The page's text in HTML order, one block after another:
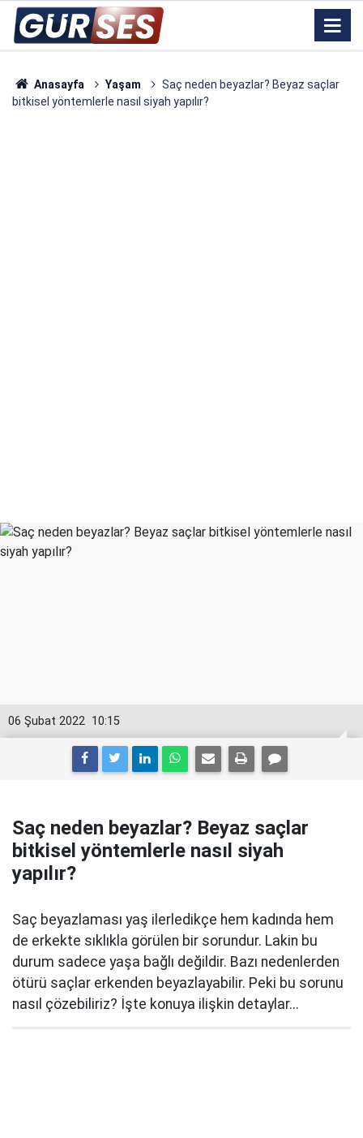
Anasayfa Yaşam
Saç neden beyazlar? Beyaz saçlar
bitkisel yöntemlerle nasıl siyah yapılır?
10:15
06 Şubat 2022
Saç neden beyazlar? Beyaz saçlar
bitkisel yöntemlerle nasıl siyah
yapılır?
Saç beyazlaması yaş ilerledikçe hem kadında hem
de erkekte sıklıkla görülen bir sorundur. Lakin bu
durum sadece yaşa bağlı değildir. Bazı nedenlerden
ötürü saçlar erkenden beyazlayabilir. Peki bu sorunu
nasıl çözebiliriz? İşte konuya ilişkin detaylar...